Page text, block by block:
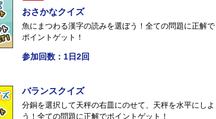
おさかなクイズ
魚にまつわる漢字の読みを選ぼう！全ての問題に正解で
ポイントゲット！
参加回数：1日2回
バランスクイズ
分銅を選択して天秤の右皿にのせて、天秤を水平にしよ
う！全ての問題に正解でポイントゲット！